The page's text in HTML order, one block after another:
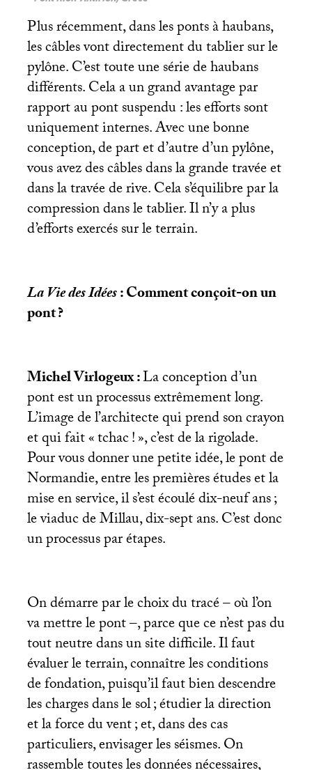
Plus récemment, dans les ponts à haubans,
les câbles vont directement du tablier sur le
pylône. C’est toute une série de haubans
différents. Cela a un grand avantage par
rapport au pont suspendu : les efforts sont
uniquement internes. Avec une bonne
conception, de part et d’autre d’un pylône,
vous avez des câbles dans la grande travée et
dans la travée de rive. Cela s’équilibre par la
compression dans le tablier. Il n’y a plus
d’efforts exercés sur le terrain.
La Vie des Idées: Comment conçoit-on un
pont?
Michel Virlogeux :La conception d’un
pont est un processus extrêmement long.
L’image de l’architecte qui prend son crayon
et qui fait «tchac!», c’est de la rigolade.
Pour vous donner une petite idée, le pont de
Normandie, entre les premières études et la
mise en service, il s’est écoulé dix-neuf ans;
le viaduc de Millau, dix-sept ans. C’est donc
un processus par étapes.
On démarre par le choix du tracé – où l’on
va mettre le pont –, parce que ce n’est pas du
tout neutre dans un site difficile. Il faut
évaluer le terrain, connaître les conditions
de fondation, puisqu’il faut bien descendre
les charges dans le sol; étudier la direction
et la force du vent; et, dans des cas
particuliers, envisager les séismes. On